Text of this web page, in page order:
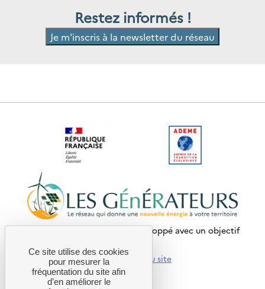
Restez informés !
Je m'inscris à la newsletter du réseau
Ce site internet a été pensé et développé avec un objectif
En savoir plus sur l’écoconception du site
LIENS UTILES
Ce site utilise des cookies
pour mesurer la
fréquentation du site afin
d’en améliorer le